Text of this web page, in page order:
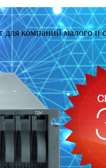
компаний малого